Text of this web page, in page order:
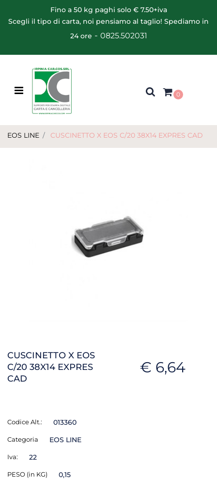
Fino a 50 kg paghi solo € 7.50+iva
Scegli il tipo di carta, noi pensiamo al taglio! Spediamo in
24 ore - 0825.502031
Open menu
0
EOS LINE CUSCINETTO X EOS C/20 38X14 EXPRES CAD
CUSCINETTO X EOS
C/20 38X14 EXPRES
CAD
€ 6,64
Codice Alt.: 013360
Categoria EOS LINE
Iva: 22
PESO (in KG) 0,15